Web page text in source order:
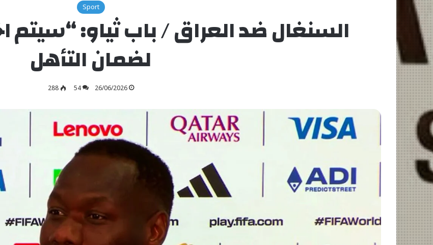
Sport
السنغال ضد العراق / باب ثياو: “سيتم
لضمان التأهل
26/06/2026
54
288